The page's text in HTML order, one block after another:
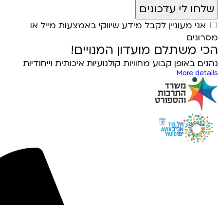
אני מעוניין לקבל מידע שיווקי באמצעות מייל או
מסרונים
הכי משתלם מועדון המנויים!
נהנים באופן קבוע מחוויות קולנועיות איכותית וייחודיות
More details